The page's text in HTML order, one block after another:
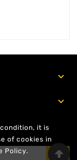
it is
of cookies in
Policy.


OK